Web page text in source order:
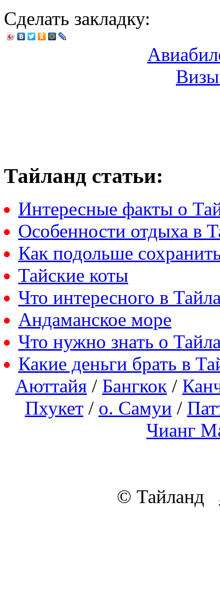
Сделать закладку:
Тайланд статьи:
Интересные факты о
Особенности отдыха в
Как подольше
Тайские коты
Что интересного в
Андаманское море
Что нужно знать о
Какие деньги брать в
Аюттайя / Бангкок /
Пхукет/ о. Самуи /
Чианг
© Тайланд